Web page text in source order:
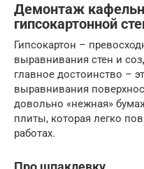
Демонтаж
гипсокартонной
Гипсокартон –
выравнивания стен и
главное достоинство –
выравнивания
довольно «нежная»
плиты, которая легко
работах.